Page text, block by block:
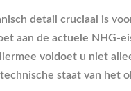
detail cruciaal is
aan de actuele
voldoet u niet
staat van het